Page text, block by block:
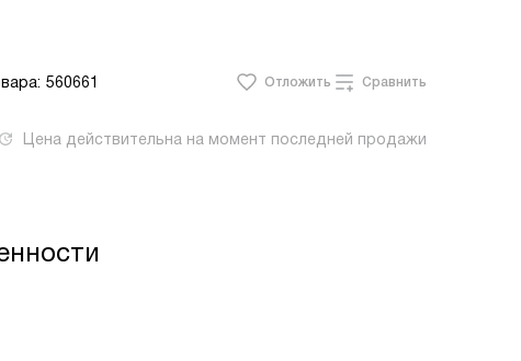
560661 Отложить Сравнить
Цена действительна на момент последней продажи